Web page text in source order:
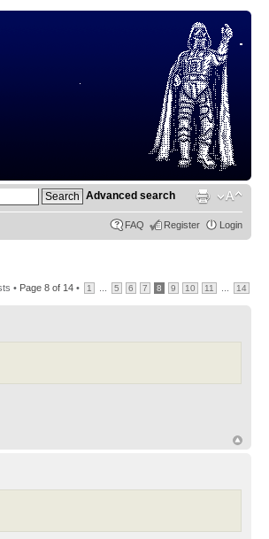
Advanced search
FAQ Register Login
• Page 8 of 14 • 1 5 6 7 8 9 10 11 14